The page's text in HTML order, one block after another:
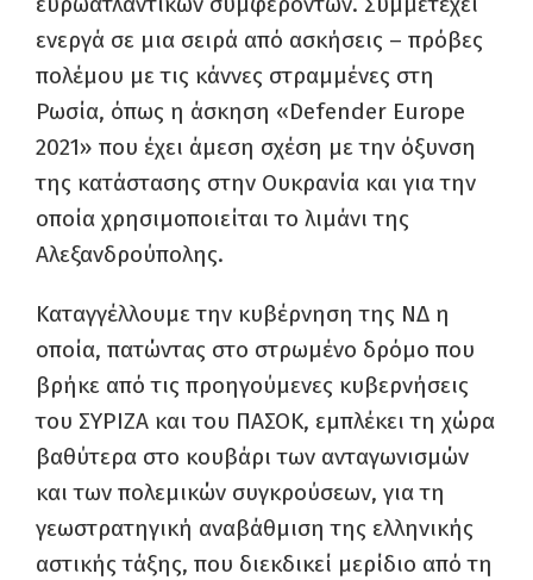
ενεργά σε μια σειρά από ασκήσεις – πρόβες
πολέμου με τις κάννες στραμμένες στη
Ρωσία, όπως η άσκηση «Defender Europe
2021» που έχει άμεση σχέση με την όξυνση
της κατάστασης στην Ουκρανία και για την
οποία χρησιμοποιείται το λιμάνι της
Αλεξανδρούπολης.
Καταγγέλλουμε την κυβέρνηση της ΝΔ η
οποία, πατώντας στο στρωμένο δρόμο που
βρήκε από τις προηγούμενες κυβερνήσεις
του ΣΥΡΙΖΑ και του ΠΑΣΟΚ, εμπλέκει τη χώρα
βαθύτερα στο κουβάρι των ανταγωνισμών
και των πολεμικών συγκρούσεων, για τη
γεωστρατηγική αναβάθμιση της ελληνικής
αστικής τάξης, που διεκδικεί μερίδιο από τη